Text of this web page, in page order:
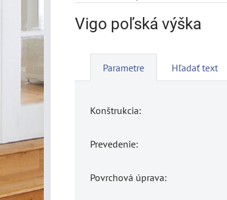
Vigo poľská výška
Parametre Hľadať text
Konštrukcia:
Prevedenie:
Povrchová úprava: